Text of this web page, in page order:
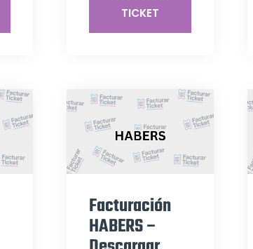
TICKET
Facturación
HABERS –